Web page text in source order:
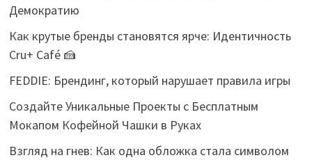
Демократию
Как крутые бренды становятся ярче: Идентичность
Cru+ Café 🍰
FEDDIE: Брендинг, который нарушает правила игры
Создайте Уникальные Проекты с Бесплатным
Мокапом Кофейной Чашки в Руках
Взгляд на гнев: Как одна обложка стала символом